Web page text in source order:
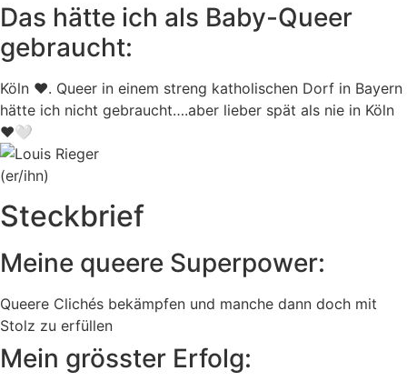
Das hätte ich als Baby-Queer
gebraucht:
Köln ❤️. Queer in einem streng katholischen Dorf in Bayern
hätte ich nicht gebraucht….aber lieber spät als nie in Köln
❤️🤍
(er/ihn)
Steckbrief
Meine queere Superpower:
Queere Clichés bekämpfen und manche dann doch mit
Stolz zu erfüllen
Mein grösster Erfolg: